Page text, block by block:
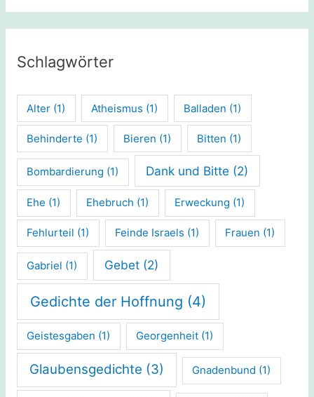
Schlagwörter
Alter (1) Atheismus (1) Balladen (1)
Behinderte (1) Bieren (1) Bitten (1)
Bombardierung (1) Dank und Bitte (2)
Ehe (1) Ehebruch (1) Erweckung (1)
Fehlurteil (1) Feinde Israels (1) Frauen (1)
Gabriel (1) Gebet (2)
Gedichte der Hoffnung (4)
Geistesgaben (1) Georgenheit (1)
Glaubensgedichte (3) Gnadenbund (1)